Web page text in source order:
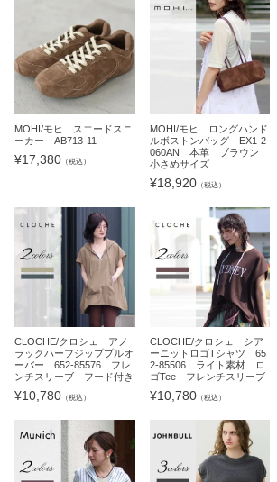
MOHI/モヒ スエードスニ
ーカー AB713-11
¥17,380 （税込）
MOHI/モヒ ロングハンド
ルボストンバッグ EX1-2
060AN 本革 ブラウン
小さめサイズ
¥18,920（税込）
CLOCHE/クロシェ アノ
ラックハーフジッププルオ
ーバー 652-85576 フレ
ンチスリーブ フード付き
¥10,780 （税込）
CLOCHE/クロシェ シア
ーニットロゴTシャツ 65
2-85506 ライト素材 ロ
ゴTee フレンチスリーブ
¥10,780（税込）